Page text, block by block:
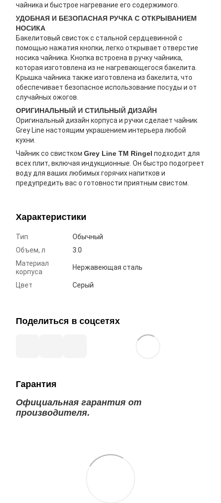
чайника и быстрое нагревание его содержимого.
УДОБНАЯ И БЕЗОПАСНАЯ РУЧКА С ОТКРЫВАНИЕМ
НОСИКА
Бакелитовый свисток с стальной сердцевинной с
помощью нажатия кнопки, легко открывает отверстие
носика чайника. Кнопка встроена в ручку чайника,
которая изготовлена из не нагревающегося бакелита.
Крышка чайника также изготовлена из бакелита, что
обеспечивает безопасное использование посуды и от
случайных ожогов.
ОРИГИНАЛЬНЫЙ И СТИЛЬНЫЙ ДИЗАЙН
Оригинальный дизайн корпуса и ручки сделает чайник
Grey Line настоящим украшением интерьера любой
кухни.
Чайник со свистком Grey Line ТМ Ringel подходит для
всех плит, включая индукционные. Он быстро подогреет
воду для ваших любимых горячих напитков и
предупредить вас о готовности приятным свистом.
Характеристики
Тип
Обычный
Объем, л
3.0
Материал
корпуса
Нержавеющая сталь
Цвет Серый
Поделиться в соцсетях
Гарантия
Официальная гарантия от
производителя.